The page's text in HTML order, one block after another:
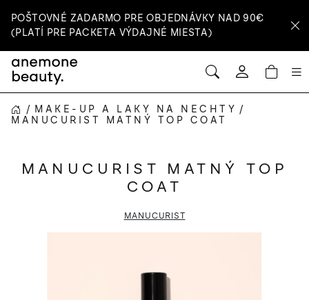
na
obsah
POŠTOVNÉ ZADARMO PRE OBJEDNÁVKY NAD 90€
(PLATÍ PRE PACKETA VÝDAJNÉ MIESTA)
HĽADAŤ
Prihlásenie
DOMOV
/ MAKE-UP A LAKY NA NECHTY /
MANUCURIST MATNÝ TOP COAT
MANUCURIST MATNÝ TOP
COAT
MANUCURIST